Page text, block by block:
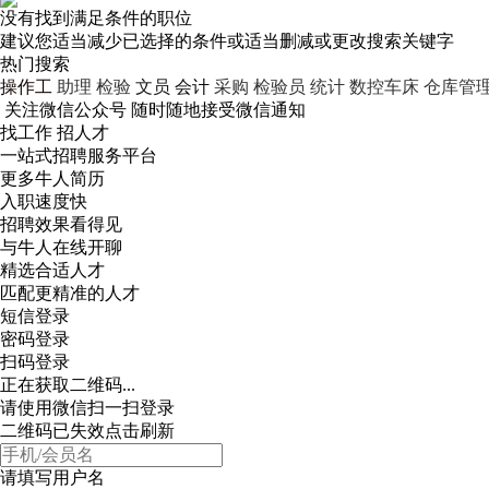
没有找到满足条件的职位
建议您适当减少已选择的条件或适当删减或更改搜索关键字
热门搜索
操作工 助理 检验 文员 会计 采购 检验员 统计 数控车床 仓库管
关注微信公众号 随时随地接受微信通知
找工作 招人才
一站式招聘服务平台
更多牛人简历
入职速度快
招聘效果看得见
与牛人在线开聊
精选合适人才
匹配更精准的人才
短信登录
密码登录
扫码登录
正在获取二维码...
请使用微信扫一扫登录
二维码已失效点击刷新
请填写用户名